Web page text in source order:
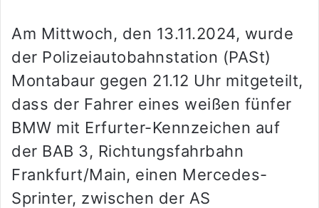
Am Mittwoch, den 13.11.2024, wurde
der Polizeiautobahnstation (PASt)
Montabaur gegen 21.12 Uhr mitgeteilt,
dass der Fahrer eines weißen fünfer
BMW mit Erfurter-Kennzeichen auf
der BAB 3, Richtungsfahrbahn
Frankfurt/Main, einen Mercedes-
Sprinter, zwischen der AS